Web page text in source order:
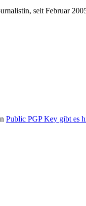
seit Februar
Public PGP Key gibt es